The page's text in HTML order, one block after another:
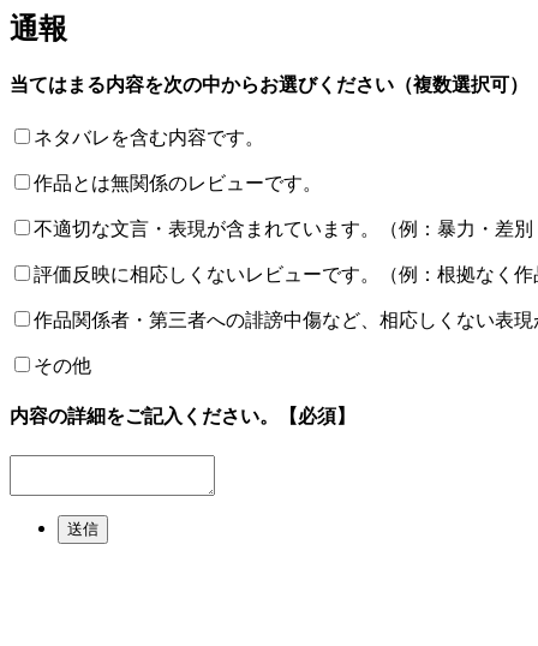
通報
当てはまる内容を次の中からお選びください（複数選択可）
ネタバレを含む内容です。
作品とは無関係のレビューです。
不適切な文言・表現が含まれています。（例：暴力・差
評価反映に相応しくないレビューです。（例：根拠なく
作品関係者・第三者への誹謗中傷など、相応しくない表
その他
内容の詳細をご記入ください。 【必須】
送信